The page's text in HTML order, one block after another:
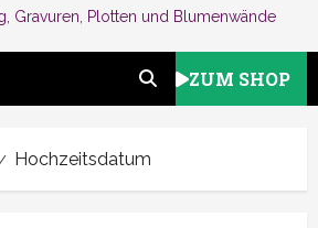
Gravuren, Plotten und Blumenwände
ZUM SHOP
Hochzeitsdatum